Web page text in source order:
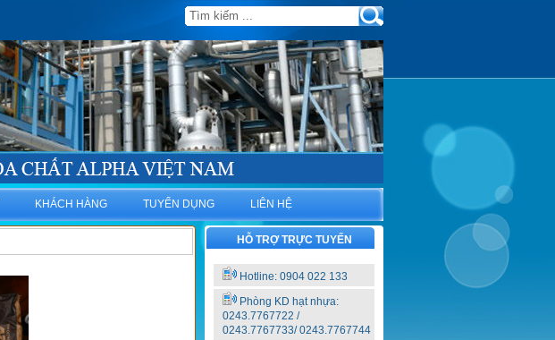
KHÁCH HÀNG TUYỂN DỤNG LIÊN HỆ
HỖ TRỢ TRỰC TUYẾN
Hotline: 0904 022 133
Phòng KD hạt nhựa:
0243.7767722 /
0243.7767733/ 0243.7767744